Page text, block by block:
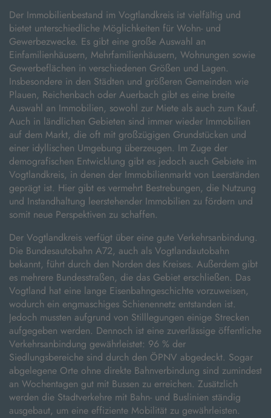
Der Immobilienbestand im Vogtlandkreis ist vielfältig und
bietet unterschiedliche Möglichkeiten für Wohn- und
Gewerbezwecke. Es gibt eine große Auswahl an
Einfamilienhäusern, Mehrfamilienhäusern, Wohnungen sowie
Gewerbeflächen in verschiedenen Größen und Lagen.
Insbesondere in den Städten und größeren Gemeinden wie
Plauen, Reichenbach oder Auerbach gibt es eine breite
Auswahl an Immobilien, sowohl zur Miete als auch zum Kauf.
Auch in ländlichen Gebieten sind immer wieder Immobilien
auf dem Markt, die oft mit großzügigen Grundstücken und
einer idyllischen Umgebung überzeugen. Im Zuge der
demografischen Entwicklung gibt es jedoch auch Gebiete im
Vogtlandkreis, in denen der Immobilienmarkt von Leerständen
geprägt ist. Hier gibt es vermehrt Bestrebungen, die Nutzung
und Instandhaltung leerstehender Immobilien zu fördern und
somit neue Perspektiven zu schaffen.
Der Vogtlandkreis verfügt über eine gute Verkehrsanbindung.
Die Bundesautobahn A72, auch als Vogtlandautobahn
bekannt, führt durch den Norden des Kreises. Außerdem gibt
es mehrere Bundesstraßen, die das Gebiet erschließen. Das
Vogtland hat eine lange Eisenbahngeschichte vorzuweisen,
wodurch ein engmaschiges Schienennetz entstanden ist.
Jedoch mussten aufgrund von Stilllegungen einige Strecken
aufgegeben werden. Dennoch ist eine zuverlässige öffentliche
Verkehrsanbindung gewährleistet: 96 % der
Siedlungsbereiche sind durch den ÖPNV abgedeckt. Sogar
abgelegene Orte ohne direkte Bahnverbindung sind zumindest
an Wochentagen gut mit Bussen zu erreichen. Zusätzlich
werden die Stadtverkehre mit Bahn- und Buslinien ständig
ausgebaut, um eine effiziente Mobilität zu gewährleisten.